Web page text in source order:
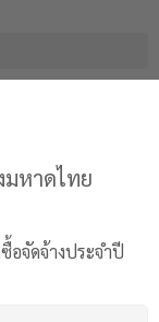
มหาดไทย
จัดจ้างประจำปี